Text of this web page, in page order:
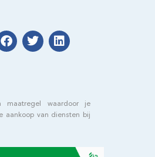
maatregel waardoor je
aankoop van diensten bij